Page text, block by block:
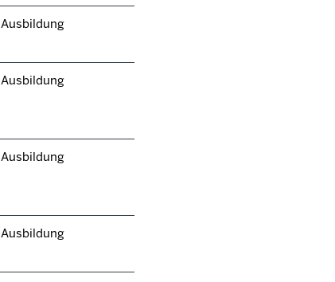
Ausbildung
Ausbildung
Ausbildung
Ausbildung